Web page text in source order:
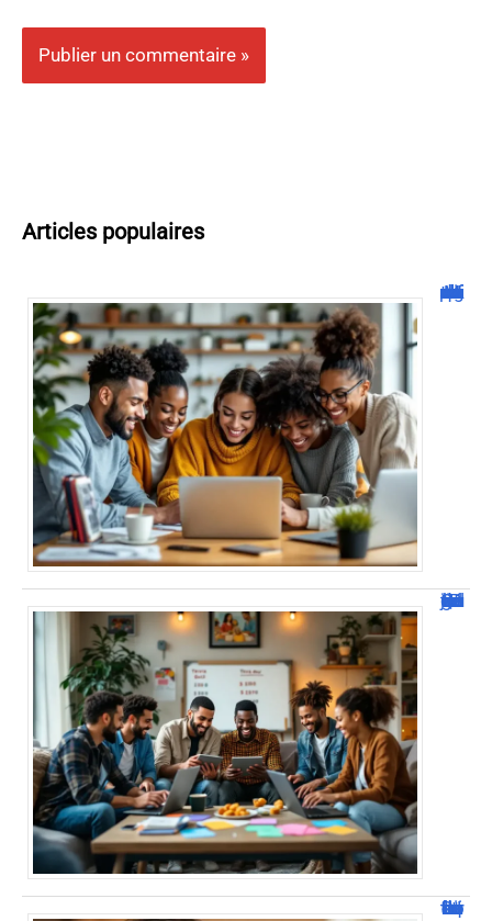
Articles populaires
Malgrim com : tout ce que vous devez savoir sur la plateforme !
JetPunk : Quiz et jeux de culture générale
Jacques Dutronc fortune : estimation et sources de richesse !